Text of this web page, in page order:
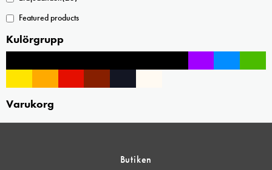
Featured products
Kulörgrupp
Varukorg
Butiken